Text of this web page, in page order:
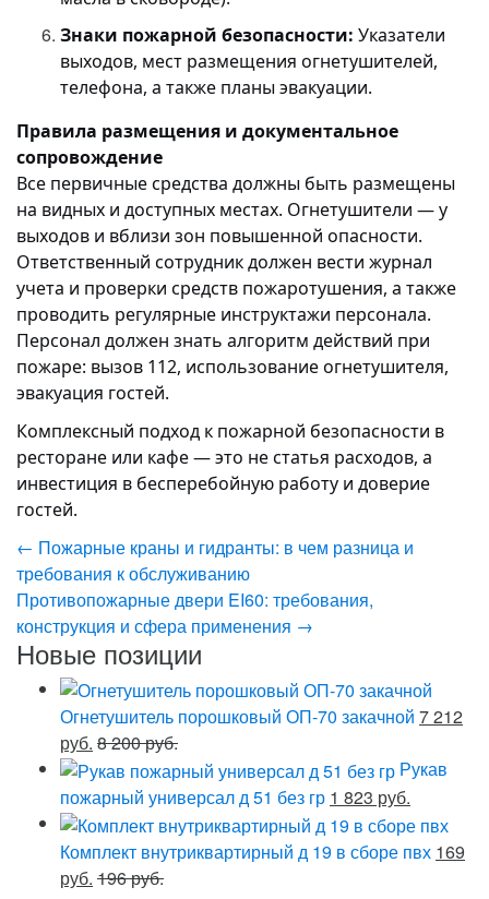
Знаки пожарной безопасности: Указатели
выходов, мест размещения огнетушителей,
телефона, а также планы эвакуации.
Правила размещения и документальное
сопровождение
Все первичные средства должны быть размещены
на видных и доступных местах. Огнетушители — у
выходов и вблизи зон повышенной опасности.
Ответственный сотрудник должен вести журнал
учета и проверки средств пожаротушения, а также
проводить регулярные инструктажи персонала.
Персонал должен знать алгоритм действий при
пожаре: вызов 112, использование огнетушителя,
эвакуация гостей.
Комплексный подход к пожарной безопасности в
ресторане или кафе — это не статья расходов, а
инвестиция в бесперебойную работу и доверие
гостей.
← Пожарные краны и гидранты: в чем разница и
требования к обслуживанию
Противопожарные двери EI60: требования,
конструкция и сфера применения →
Новые позиции
Огнетушитель порошковый ОП-70 закачной 7 212
руб. 8 200 руб.
Рукав
пожарный универсал д 51 без гр 1 823 руб.
Комплект внутриквартирный д 19 в сборе пвх 169
руб. 196 руб.